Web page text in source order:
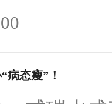
病态瘦”！